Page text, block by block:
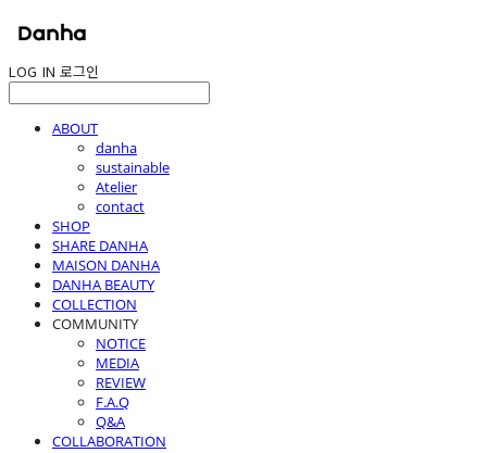
LOG IN 로그인
ABOUT
danha
sustainable
Atelier
contact
SHOP
SHARE DANHA
MAISON DANHA
DANHA BEAUTY
COLLECTION
COMMUNITY
NOTICE
MEDIA
REVIEW
F.A.Q
Q&A
COLLABORATION